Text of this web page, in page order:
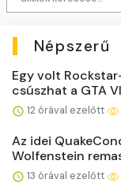
Népszerű
Egy volt
csúszhat a GTA VI
12 órával ezelőtt
Az idei
Wolfenstein
13 órával ezelőtt